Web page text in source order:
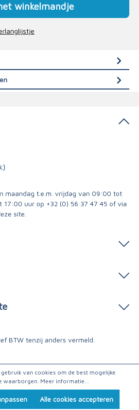
winkelmandje
maandag t.e.m. vrijdag van 09:00 tot
17:00 uur op +32 (0) 56 37 47 45 of via
site.
BTW tenzij anders vermeld.
van cookies om de best mogelijke
waarborgen. Meer informatie...
Alle cookies accepteren